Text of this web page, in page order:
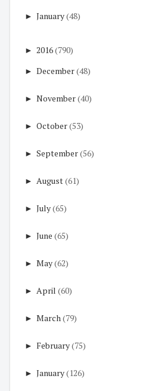
► January(48)
► 2016(790)
► December(48)
► November(40)
► October(53)
► September(56)
► August(61)
► July(65)
► June (65)
► May(62)
► April (60)
► March(79)
► February(75)
► January(126)